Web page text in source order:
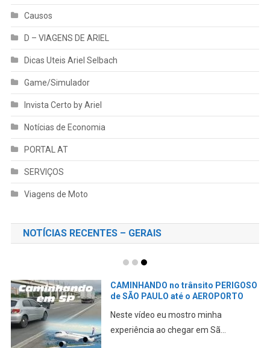
Causos
D – VIAGENS DE ARIEL
Dicas Uteis Ariel Selbach
Game/Simulador
Invista Certo by Ariel
Notícias de Economia
PORTAL AT
SERVIÇOS
Viagens de Moto
NOTÍCIAS RECENTES – GERAIS
Pegando um AIRBnB em São Paulo
GUARULHOS
Neste vídeo eu mostro minha primeira
experiência ao che...